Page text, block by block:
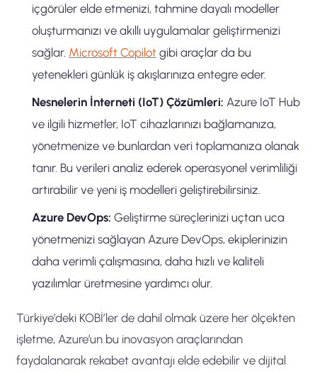
içgörüler elde etmenizi, tahmine dayalı modeller
oluşturmanızı ve akıllı uygulamalar geliştirmenizi
sağlar. Microsoft Copilot gibi araçlar da bu
yetenekleri günlük iş akışlarınıza entegre eder.
Nesnelerin İnterneti (IoT) Çözümleri: Azure IoT Hub
ve ilgili hizmetler, IoT cihazlarınızı bağlamanıza,
yönetmenize ve bunlardan veri toplamanıza olanak
tanır. Bu verileri analiz ederek operasyonel verimliliği
artırabilir ve yeni iş modelleri geliştirebilirsiniz.
Azure DevOps: Geliştirme süreçlerinizi uçtan uca
yönetmenizi sağlayan Azure DevOps, ekiplerinizin
daha verimli çalışmasına, daha hızlı ve kaliteli
yazılımlar üretmesine yardımcı olur.
Türkiye’deki KOBİ’ler de dahil olmak üzere her ölçekten
işletme, Azure’un bu inovasyon araçlarından
faydalanarak rekabet avantajı elde edebilir ve dijital